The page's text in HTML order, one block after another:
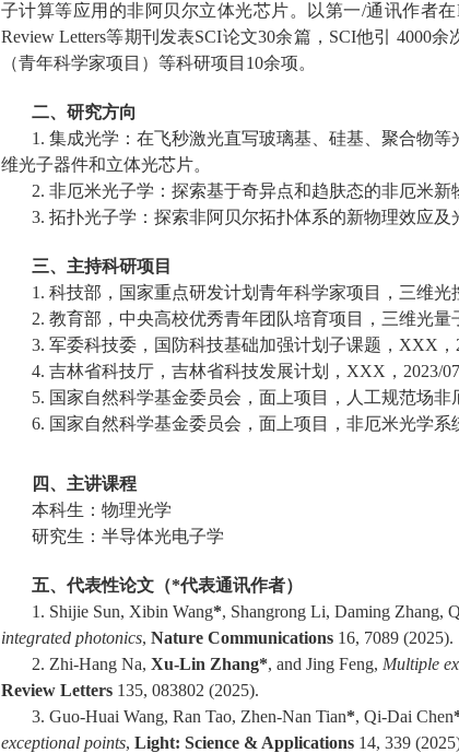
子计算等应用的非阿贝尔立体光芯片。以第一/通讯作者在
Review Letters等期刊发表SCI论文30余篇 ， SCI他引 4000余
（青年科学家项目）等科研项目 10余项。
二、研究方向
1. 集成光学：在飞秒激光直写玻璃基、硅基、聚合物
维光子器件和立体光芯片。
2. 非厄米光子学 ： 探索基于奇异点和趋肤态的非厄米新
3. 拓扑光子学 ： 探索非阿贝尔拓扑体系的新物理效应及
三、主持科研项目
1. 科技部，国家重点研发计划青年科学家项目，三维光
2. 教育部，中央高校优秀青年团队培育项目，三维光量
3. 军委科技委，国防科技基础加强计划子课题， XXX ，
4. 吉林省科技厅，吉林省科技发展计划， XXX ， 2023/
5. 国家自然科学基金委员会，面上项目，人工规范场非
6. 国家自然科学基金委员会，面上项目，非厄米光学系
四、主讲课程
本科生： 物理光学
研究生： 半导体光电子学
五、 代表性论文 （*代表通讯作者）
1. Shijie Sun, Xibin Wang*, Shangrong Li, Daming Zhang,
integrated photonics, Nature Communications 16, 7089 (2025).
2. Zhi-Hang Na, Xu-Lin Zhang*, and Jing Feng, Multiple e
Review Letters 135, 083802 (2025).
3. Guo-Huai Wang, Ran Tao, Zhen-Nan Tian*, Qi-Dai Chen
exceptional points, Light: Science & Applications 14, 339 (2025